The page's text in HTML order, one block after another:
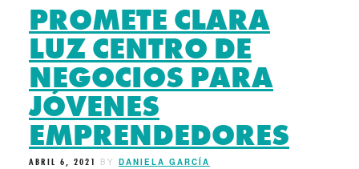
PROMETE CLARA
LUZ CENTRO DE
NEGOCIOS PARA
JÓVENES
EMPRENDEDORES
ABRIL 6, 2021 BY DANIELA GARCÍA